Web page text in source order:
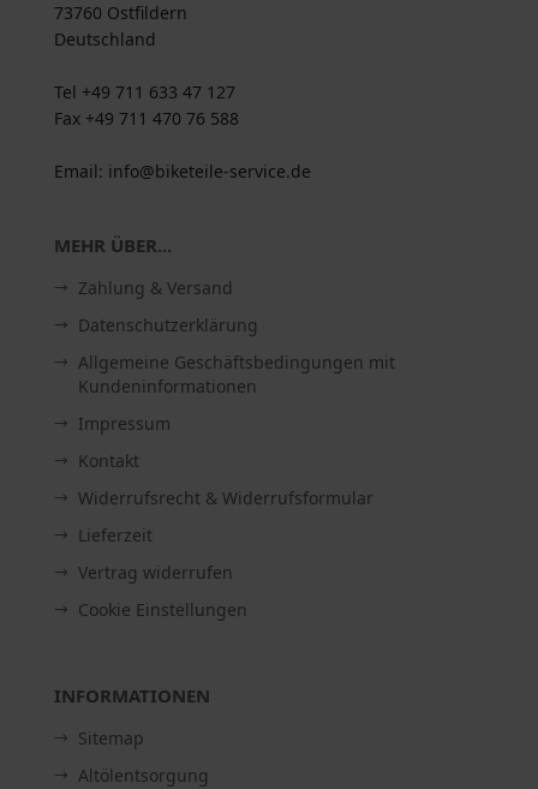
73760 Ostfildern
Deutschland
Tel +49 711 633 47 127
Fax +49 711 470 76 588
Email: info@biketeile-service.de
MEHR ÜBER...
Zahlung & Versand
Datenschutzerklärung
Allgemeine Geschäftsbedingungen mit
Kundeninformationen
Impressum
Kontakt
Widerrufsrecht & Widerrufsformular
Lieferzeit
Vertrag widerrufen
Cookie Einstellungen
INFORMATIONEN
Sitemap
Altölentsorgung